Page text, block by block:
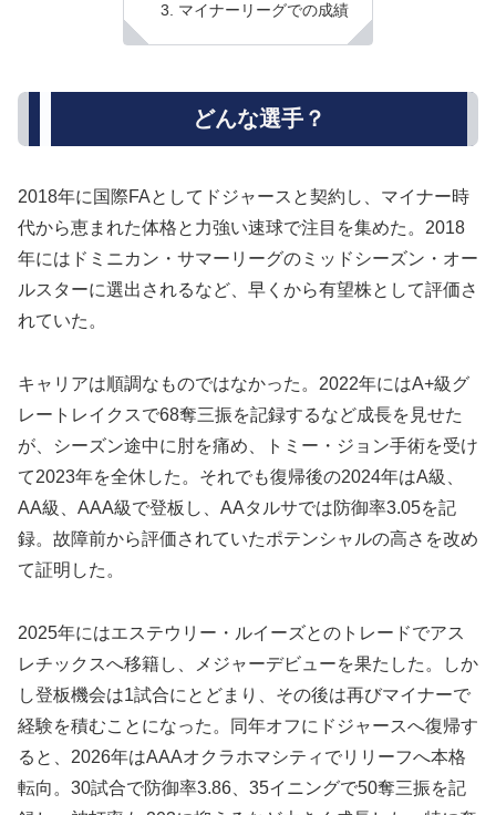
マイナーリーグでの成績
どんな選手？
2018年に国際FAとしてドジャースと契約し、マイナー時
代から恵まれた体格と力強い速球で注目を集めた。2018
年にはドミニカン・サマーリーグのミッドシーズン・オー
ルスターに選出されるなど、早くから有望株として評価さ
れていた。
キャリアは順調なものではなかった。2022年にはA+級グ
レートレイクスで68奪三振を記録するなど成長を見せた
が、シーズン途中に肘を痛め、トミー・ジョン手術を受け
て2023年を全休した。それでも復帰後の2024年はA級、
AA級、AAA級で登板し、AAタルサでは防御率3.05を記
録。故障前から評価されていたポテンシャルの高さを改め
て証明した。
2025年にはエステウリー・ルイーズとのトレードでアス
レチックスへ移籍し、メジャーデビューを果たした。しか
し登板機会は1試合にとどまり、その後は再びマイナーで
経験を積むことになった。同年オフにドジャースへ復帰す
ると、2026年はAAAオクラホマシティでリリーフへ本格
転向。30試合で防御率3.86、35イニングで50奪三振を記